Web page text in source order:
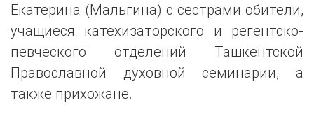
Екатерина (Мальгина) с сестрами обители,
учащиеся катехизаторского и регентско-
певческого отделений Ташкентской
Православной духовной семинарии, а
также прихожане.